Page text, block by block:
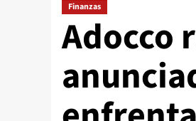
Finanzas
Adocco